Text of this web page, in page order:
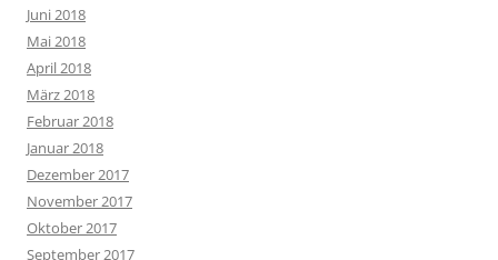
Juni 2018
Mai 2018
April 2018
März 2018
Februar 2018
Januar 2018
Dezember 2017
November 2017
Oktober 2017
September 2017